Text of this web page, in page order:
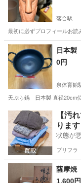
落合駅
最初に必ずプロフィールお読
東京 新宿区 落合駅
日本
0円
泉体育館
天ぷら鍋 日本製 直径20cm
東京 立川市 泉体育
【汚
ります
状態が
プリフラ
薩摩
1,600円